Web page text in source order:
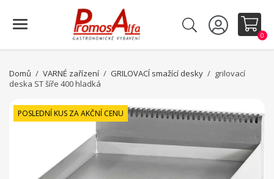
0
Domů VARNÉ zařízení GRILOVACÍ smažící desky
grilovací
deska ST šíře 400 hladká
POSLEDNÍ KUS ZA AKČNÍ CENU